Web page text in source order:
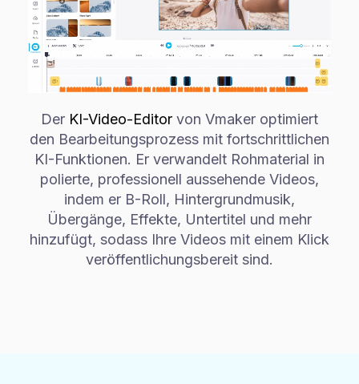
Der KI-Video-Editor von Vmaker optimiert
den Bearbeitungsprozess mit fortschrittlichen
KI-Funktionen. Er verwandelt Rohmaterial in
polierte, professionell aussehende Videos,
indem er B-Roll, Hintergrundmusik,
Übergänge, Effekte, Untertitel und mehr
hinzufügt, sodass Ihre Videos mit einem Klick
veröffentlichungsbereit sind.